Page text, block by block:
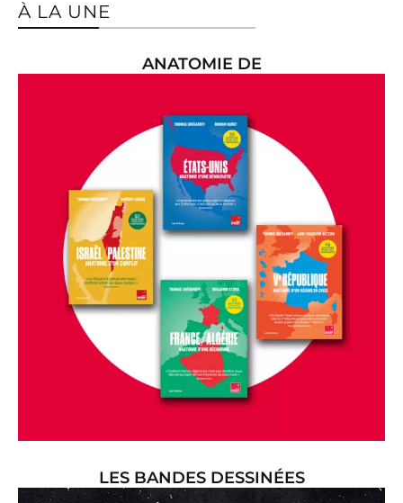
À LA UNE
ANATOMIE DE
LES BANDES DESSINÉES